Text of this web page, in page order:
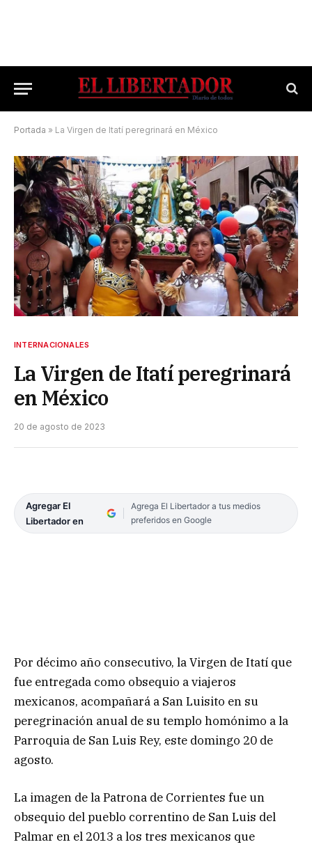
Portada » La Virgen de Itatí peregrinará en México
INTERNACIONALES
La Virgen de Itatí peregrinará
en México
20 de agosto de 2023
Agregar El
Libertador en
Agrega El Libertador a tus medios
preferidos en Google
Por décimo año consecutivo, la Virgen de Itatí que
fue entregada como obsequio a viajeros
mexicanos, acompañará a San Luisito en su
peregrinación anual de su templo homónimo a la
Parroquia de San Luis Rey, este domingo 20 de
agosto.
La imagen de la Patrona de Corrientes fue un
obsequio del pueblo correntino de San Luis del
Palmar en el 2013 a los tres mexicanos que